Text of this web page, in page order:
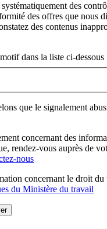
des
des offres que nous
des contenus
dans la liste ci-dessous
que le signalement
concernant des
, rendez-vous auprès de
nous
concernant le droit du
du Ministère du travail